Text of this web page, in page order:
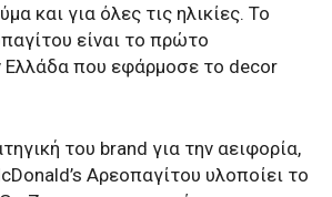
και για όλες τις ηλικίες. Το
είναι το πρώτο
Ελλάδα που εφάρμοσε το decor
του brand για την αειφορία,
Αρεοπαγίτου υλοποίει το